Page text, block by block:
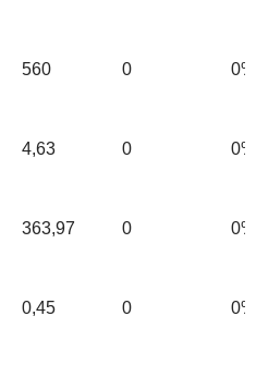
560 0 0%
4,63 0 0%
363,97 0 0%
0,45 0 0%